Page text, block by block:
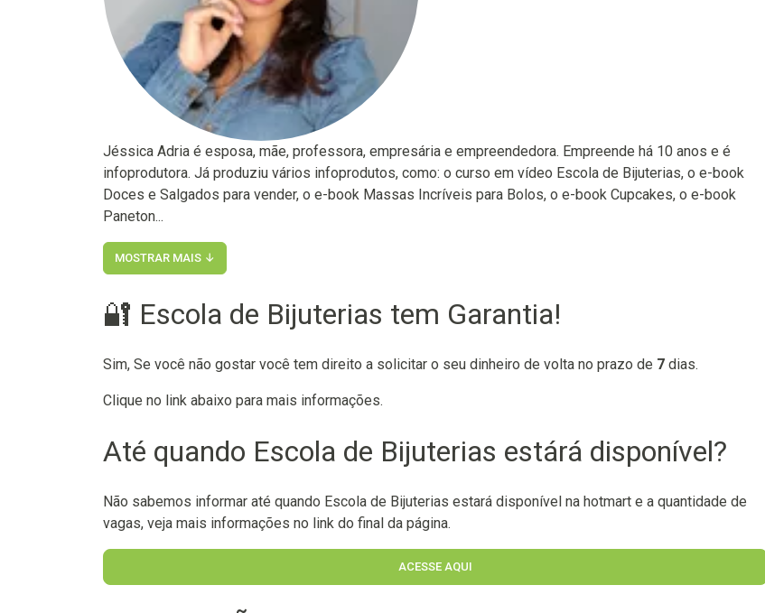
Jéssica Adria é esposa, mãe, professora, empresária e empreendedora. Empreende há 10 anos e é
infoprodutora. Já produziu vários infoprodutos, como: o curso em vídeo Escola de Bijuterias, o e-book
Doces e Salgados para vender, o e-book Massas Incríveis para Bolos, o e-book Cupcakes, o e-book
Paneton...
MOSTRAR MAIS ↓
🔐 Escola de Bijuterias tem Garantia!
Sim, Se você não gostar você tem direito a solicitar o seu dinheiro de volta no prazo de 7 dias.
Clique no link abaixo para mais informações.
Até quando Escola de Bijuterias estárá disponível?
Não sabemos informar até quando Escola de Bijuterias estará disponível na hotmart e a quantidade de
vagas, veja mais informações no link do final da página.
ACESSE AQUI